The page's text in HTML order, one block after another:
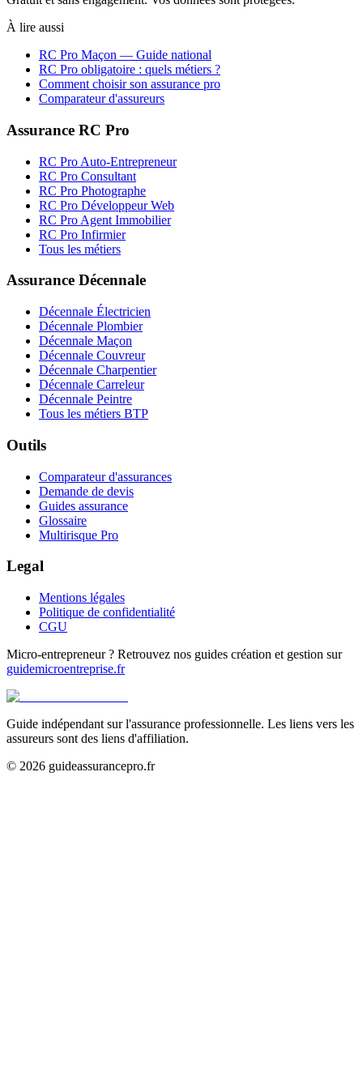
À lire aussi
RC Pro Maçon — Guide national
RC Pro obligatoire : quels métiers ?
Comment choisir son assurance pro
Comparateur d'assureurs
Assurance RC Pro
RC Pro Auto-Entrepreneur
RC Pro Consultant
RC Pro Photographe
RC Pro Développeur Web
RC Pro Agent Immobilier
RC Pro Infirmier
Tous les métiers
Assurance Décennale
Décennale Électricien
Décennale Plombier
Décennale Maçon
Décennale Couvreur
Décennale Charpentier
Décennale Carreleur
Décennale Peintre
Tous les métiers BTP
Outils
Comparateur d'assurances
Demande de devis
Guides assurance
Glossaire
Multirisque Pro
Legal
Mentions légales
Politique de confidentialité
CGU
Micro-entrepreneur ? Retrouvez nos guides création et gestion sur
guidemicroentreprise.fr
Guide indépendant sur l'assurance professionnelle. Les liens vers les
assureurs sont des liens d'affiliation.
© 2026 guideassurancepro.fr